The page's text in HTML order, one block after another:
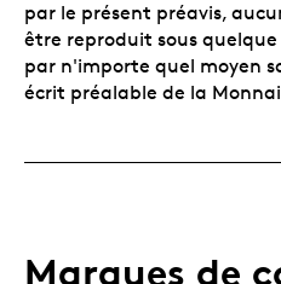
par le présent préavis,
être reproduit sous
par n'importe quel moyen
écrit préalable de la
Marques de